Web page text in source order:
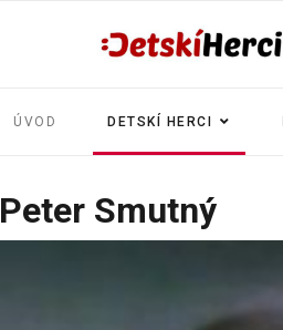
ÚVOD DETSKÍ HERCI
Peter Smutný